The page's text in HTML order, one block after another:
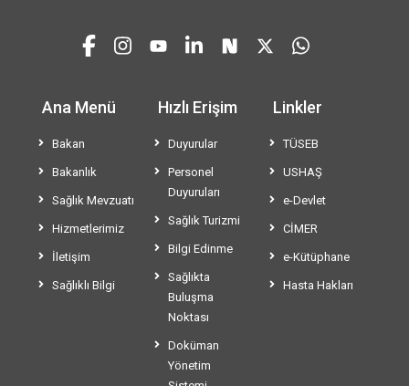
Ana Menü
Bakan
Bakanlık
Sağlık Mevzuatı
Hizmetlerimiz
İletişim
Sağlıklı Bilgi
Hızlı Erişim
Duyurular
Personel
Duyuruları
Sağlık Turizmi
Bilgi Edinme
Sağlıkta
Buluşma
Noktası
Doküman
Yönetim
Linkler
TÜSEB
USHAŞ
e-Devlet
CİMER
e-Kütüphane
Hasta Hakları